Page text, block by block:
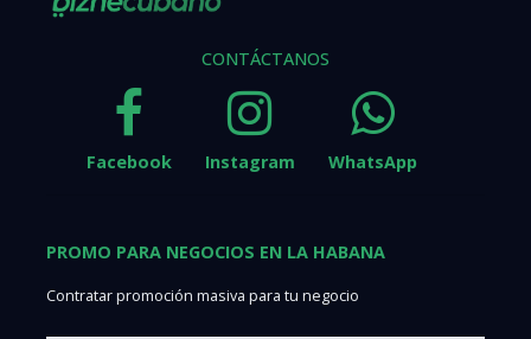
CONTÁCTANOS
Facebook Instagram WhatsApp
PROMO PARA NEGOCIOS EN LA HABANA
Contratar promoción masiva para tu negocio